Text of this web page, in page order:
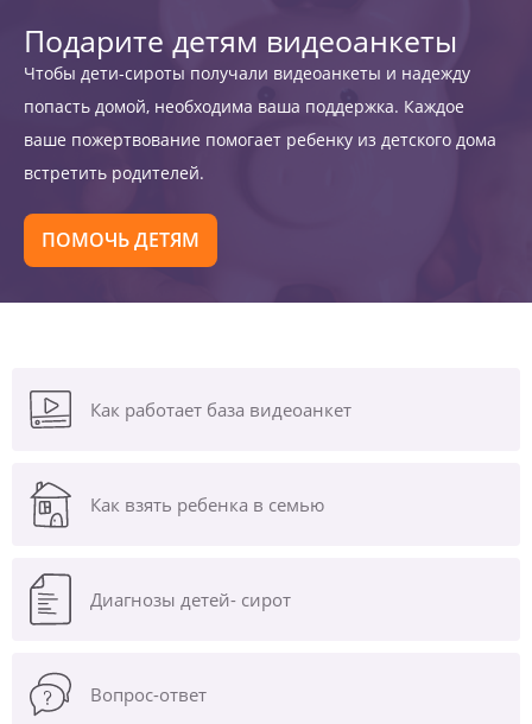
Подарите детям видеоанкеты
Чтобы дети-сироты получали видеоанкеты и надежду
попасть домой, необходима ваша поддержка. Каждое
ваше пожертвование помогает ребенку из детского дома
встретить родителей.
ПОМОЧЬ ДЕТЯМ
Как работает база видеоанкет
Как взять ребенка в семью
Диагнозы детей- сирот
Вопрос-ответ